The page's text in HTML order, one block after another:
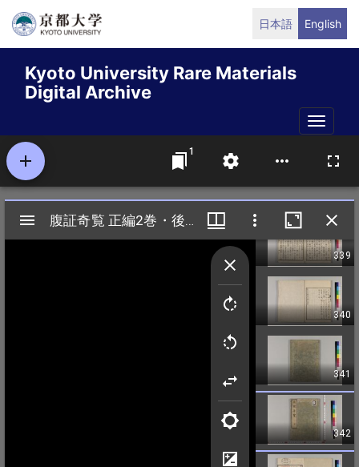
Skip
content
日本語 English
Kyoto University Rare Materials
Digital Archive
Toggle